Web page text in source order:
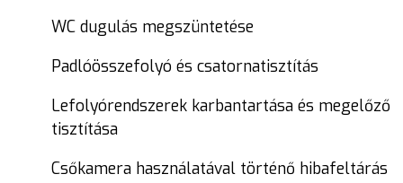
WC dugulás megszüntetése
Padlóösszefolyó és csatornatisztítás
Lefolyórendszerek karbantartása és megelőző
tisztítása
Csőkamera használatával történő hibafeltárás